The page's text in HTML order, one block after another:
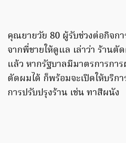
คุณยายวัย 80 ผู้รับช่วงต่อกิจก
จากพี่ชายให้ดูแล เล่าว่า ร้าน
แล้ว หากรัฐบาลมีมาตรการกา
ตัดผมได้ ก็พร้อมจะเปิดให้บริกา
การปรับปรุงร้าน เช่น ทาสีผนัง